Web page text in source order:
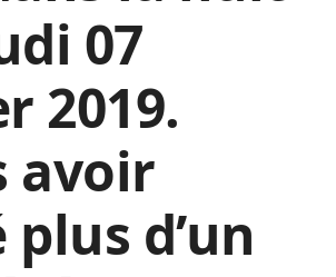
07
2019.
avoir
plus d’un